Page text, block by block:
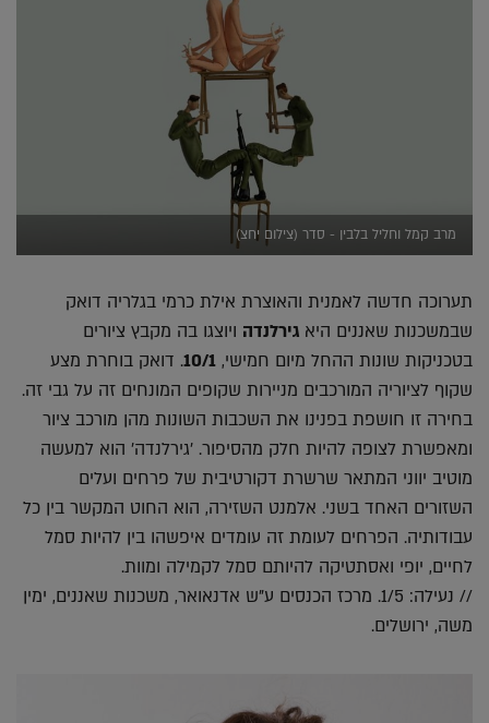
מרב קמל וחליל בלבין - סדר (צילום יחצ)
תערוכה חדשה לאמנית והאוצרת אילת כרמי בגלריה דואק
שבמשכנות שאננים היא גירלנדה ויוצגו בה מקבץ ציורים
בטכניקות שונות ההחל מיום חמישי, 10/1. דואק בוחרת מצע
שקוף לציוריה המורכבים מניירות שקופים המונחים זה על גבי זה.
בחירה זו חושפת בפנינו את השכבות השונות מהן מורכב ציור
ומאפשרת לצופה להיות חלק מהסיפור. 'גירלנדה' הוא למעשה
מוטיב יווני המתאר שרשרת דקורטיבית של פרחים ועלים
השזורים האחד בשני. אלמנט השזירה, הוא החוט המקשר בין כל
עבודותיה. הפרחים לעומת זה עומדים איפשהו בין להיות סמל
לחיים, יופי ואסתטיקה להיותם סמל לקמילה ומוות.
// נעילה: 1/5. מרכז הכנסים ע"ש אדנאואר, משכנות שאננים, ימין
משה, ירושלים.